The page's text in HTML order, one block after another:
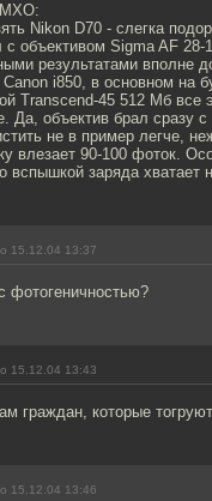
Nikon D70 - слегка
объективом Sigma AF 28-
результатами вполне
Canon i850, в основном на
Transcend-45 512 Мб все
Да, объектив брал сразу
не в пример легче,
влезает 90-100 фоток.
вспышкой заряда хватает
15.12.04 13:37
фотогеничностью?
15.12.04 13:43
граждан, которые
15.12.04 13:46